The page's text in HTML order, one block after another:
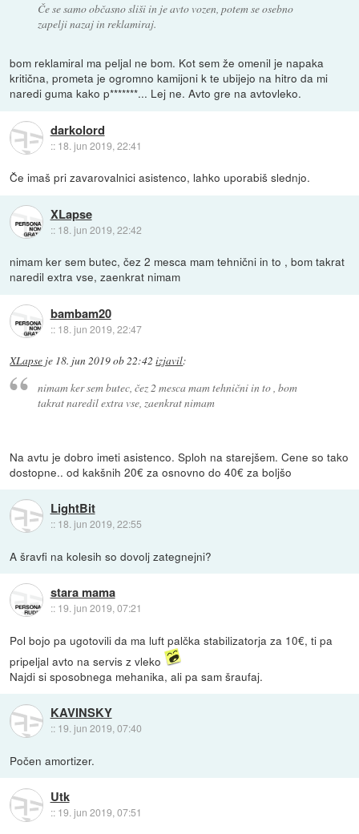
Če se samo občasno sliši in je avto vozen, potem se osebno
zapelji nazaj in reklamiraj.
bom reklamiral ma peljal ne bom. Kot sem že omenil je napaka
kritična, prometa je ogromno kamijoni k te ubijejo na hitro da mi
naredi guma kako p*******... Lej ne. Avto gre na avtovleko.
darkolord
:: 18. jun 2019, 22:41
Če imaš pri zavarovalnici asistenco, lahko uporabiš slednjo.
XLapse
:: 18. jun 2019, 22:42
nimam ker sem butec, čez 2 mesca mam tehnični in to , bom takrat
naredil extra vse, zaenkrat nimam
bambam20
:: 18. jun 2019, 22:47
XLapse je 18. jun 2019 ob 22:42 izjavil:
nimam ker sem butec, čez 2 mesca mam tehnični in to , bom
takrat naredil extra vse, zaenkrat nimam
Na avtu je dobro imeti asistenco. Sploh na starejšem. Cene so tako
dostopne.. od kakšnih 20€ za osnovno do 40€ za boljšo
LightBit
:: 18. jun 2019, 22:55
A šravfi na kolesih so dovolj zategnejni?
stara mama
:: 19. jun 2019, 07:21
Pol bojo pa ugotovili da ma luft palčka stabilizatorja za 10€, ti pa
pripeljal avto na servis z vleko
Najdi si sposobnega mehanika, ali pa sam šraufaj.
KAVINSKY
:: 19. jun 2019, 07:40
Počen amortizer.
Utk
:: 19. jun 2019, 07:51